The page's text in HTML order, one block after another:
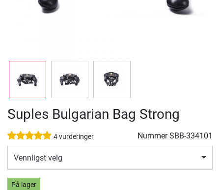
Suples Bulgarian Bag Strong
4 vurderinger NummerSBB-334101
Vennligst velg
På lager